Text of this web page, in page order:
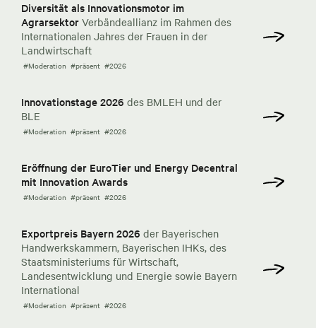
Diversität als Innovationsmotor im
Agrarsektor Verbändeallianz im Rahmen des
Internationalen Jahres der Frauen in der
Landwirtschaft
#Moderation #präsent #2026
Innovationstage 2026 des BMLEH und der
BLE
#Moderation #präsent #2026
Eröffnung der EuroTier und Energy Decentral
mit Innovation Awards
#Moderation #präsent #2026
Exportpreis Bayern 2026 der Bayerischen
Handwerkskammern, Bayerischen IHKs, des
Staatsministeriums für Wirtschaft,
Landesentwicklung und Energie sowie Bayern
International
#Moderation #präsent #2026